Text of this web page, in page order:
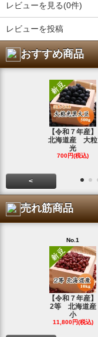
レビューを見る(0件)
レビューを投稿
おすすめ商品
【令和７年産】
北海道産 大粒
光
700円(税込)
<
売れ筋商品
No.1
【令和７年産】
2等 北海道産
小
11,800円(税込)